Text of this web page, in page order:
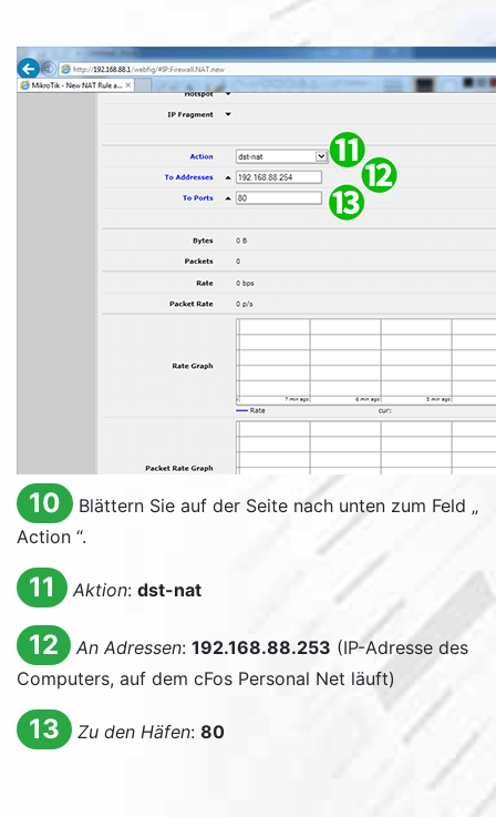
10
Blättern Sie auf der Seite nach unten zum Feld „
Action “.
11 Aktion: dst-nat
12 An Adressen: 192.168.88.253 (IP-Adresse des
Computers, auf dem cFos Personal Net läuft)
13 Zu den Häfen: 80